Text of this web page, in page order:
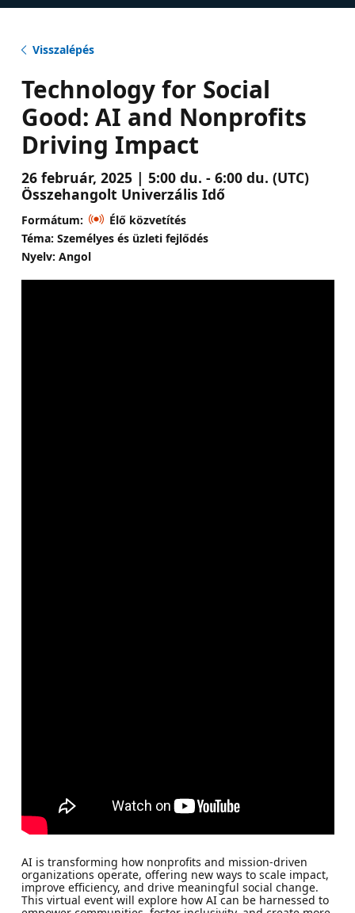
Visszalépés
Technology for Social
Good: AI and Nonprofits
Driving Impact
26 február, 2025 | 5:00 du. - 6:00 du. (UTC)
Összehangolt Univerzális Idő
Formátum:
Élő közvetítés
Téma: Személyes és üzleti fejlődés
Nyelv: Angol
AI is transforming how nonprofits and mission-driven
organizations operate, offering new ways to scale impact,
improve efficiency, and drive meaningful social change.
This virtual event will explore how AI can be harnessed to